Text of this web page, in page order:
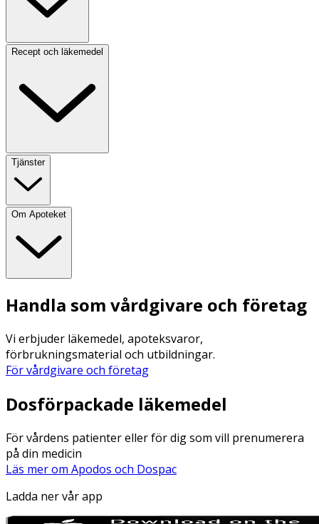
Recept och läkemedel
Tjänster
Om Apoteket
Handla som vårdgivare och företag
Vi erbjuder läkemedel, apoteksvaror,
förbrukningsmaterial och utbildningar.
För vårdgivare och företag
Dosförpackade läkemedel
För vårdens patienter eller för dig som vill prenumerera
på din medicin
Läs mer om Apodos och Dospac
Ladda ner vår app